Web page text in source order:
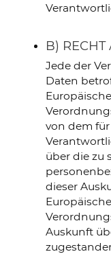
B) RECHT
Jede der
Daten
von dem
über die zu
dieser
Auskunft